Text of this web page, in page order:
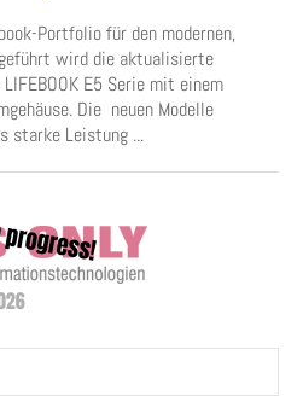
Portfolio für den modernen,
wird die aktualisierte
E5 Serie mit einem
Die neuen Modelle
starke Leistung ...